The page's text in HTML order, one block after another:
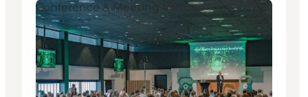
Conference & Meeting Venues